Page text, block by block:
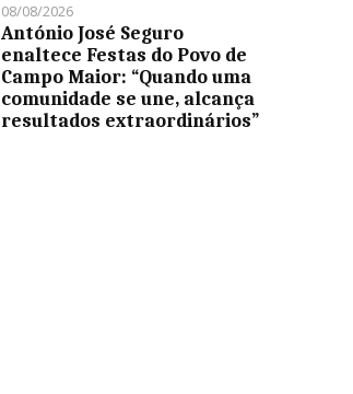
08/08/2026
António José Seguro
enaltece Festas do Povo de
Campo Maior: “Quando uma
comunidade se une, alcança
resultados extraordinários”